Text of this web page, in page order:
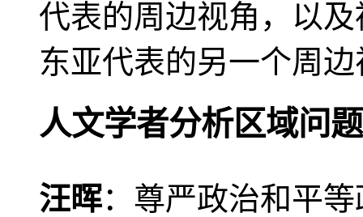
代表的周边视角，以
东亚代表的另一个周
人文学者分析区域问题
汪晖：尊严政治和平